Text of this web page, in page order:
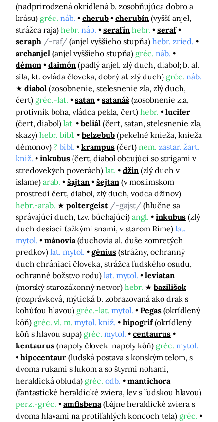
(nadprirodzená okrídlená b. zosobňujúca dobro a
krásu) gréc. náb. cherub cherubín (vyšší anjel,
strážca raja) hebr. náb. serafín hebr.
seraf
seraph /-raf/ (anjel vyššieho stupňa) hebr. zried.
archanjel (anjel vyššieho stupňa) gréc. náb.
démon
daimón (padlý anjel, zlý duch, diabol; b. al.
sila, kt. ovláda človeka, dobrý al. zlý duch) gréc. náb.
diabol (zosobnenie, stelesnenie zla, zlý duch,
čert) gréc.-lat. satan satanáš (zosobnenie zla,
protivník boha, vládca pekla, čert) hebr.
lucifer
(čert, diabol) lat. beliál (čert, satan, stelesnenie zla,
skazy) hebr. bibl. belzebub (pekelné knieža, knieža
démonov) ? bibl. krampus (čert) nem. zastar. žart.
kniž.
inkubus (čert, diabol obcujúci so strigami v
stredovekých poverách) lat. džin (zlý duch v
islame) arab. šajtan šejtan (v moslimskom
prostredí čert, diabol, zlý duch, vodca džinov)
hebr.-arab.
poltergeist /-gajst/ (hlučne sa
správajúci duch, tzv. búchajúci) angl. inkubus (zlý
duch desiaci ťažkými snami, v starom Ríme) lat.
mytol.
mánovia (duchovia al. duše zomretých
predkov) lat. mytol. génius (strážny, ochranný
duch chrániaci človeka, strážca ľudského osudu,
ochranné božstvo rodu) lat. mytol.
leviatan
(morský starozákonný netvor) hebr.
bazilišok
(rozprávková, mýtická b. zobrazovaná ako drak s
kohúťou hlavou) gréc.-lat. mytol. Pegas (okrídlený
kôň) gréc. vl. m. mytol. kniž. hipogrif (okrídlený
kôň s hlavou supa) gréc. mytol.
centaurus
kentaurus (napoly človek, napoly kôň) gréc. mytol.
hipocentaur (ľudská postava s konským telom, s
dvoma rukami s lukom a so štyrmi nohami,
heraldická obluda) gréc. odb.
mantichora
(fantastické heraldické zviera, lev s ľudskou hlavou)
perz.-gréc.
amfisbena (bájne heraldické zviera s
dvoma hlavami na protiľahlých koncoch tela) gréc.